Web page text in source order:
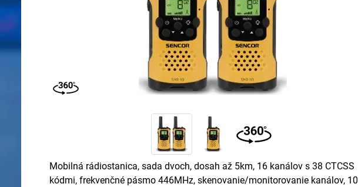
Mobilná rádiostanica, sada dvoch, dosah až 5km, 16 kanálov s 38 CTCSS
kódmi, frekvenčné pásmo 446MHz, skenovanie/monitorovanie kanálov, 10